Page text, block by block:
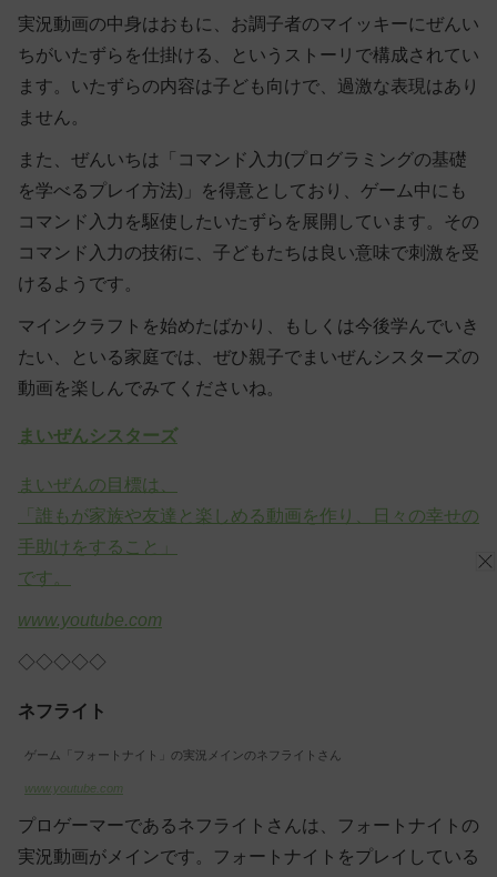
実況動画の中身はおもに、お調子者のマイッキーにぜんい
ちがいたずらを仕掛ける、というストーリで構成されてい
ます。いたずらの内容は子ども向けで、過激な表現はあり
ません。
また、ぜんいちは「コマンド入力(プログラミングの基礎
を学べるプレイ方法)」を得意としており、ゲーム中にも
コマンド入力を駆使したいたずらを展開しています。その
コマンド入力の技術に、子どもたちは良い意味で刺激を受
けるようです。
マインクラフトを始めたばかり、もしくは今後学んでいき
たい、といる家庭では、ぜひ親子でまいぜんシスターズの
動画を楽しんでみてくださいね。
まいぜんシスターズ
まいぜんの目標は、
「誰もが家族や友達と楽しめる動画を作り、日々の幸せの
手助けをすること」
です。
www.youtube.com
◇◇◇◇◇
ネフライト
ゲーム「フォートナイト」の実況メインのネフライトさん
www.youtube.com
プロゲーマーであるネフライトさんは、フォートナイトの
実況動画がメインです。フォートナイトをプレイしている